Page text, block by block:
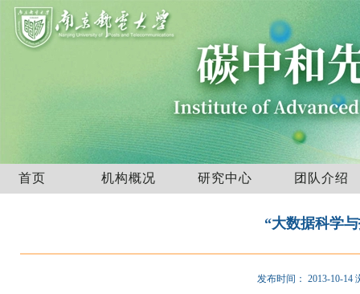
首页 机构概况 研究中心 团队介绍
“大数据科学
发布时间：2013-10-14